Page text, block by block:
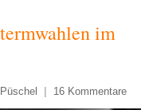
im
16 Kommentare